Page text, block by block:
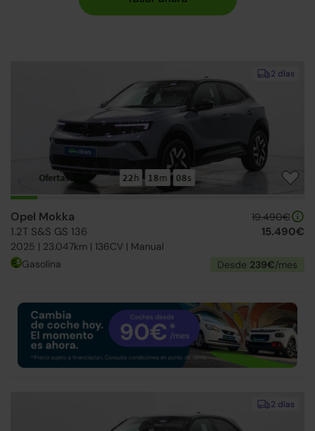
2 días
Ofertas Opel 22h 18m 07s
Opel Mokka
1.2T S&S GS 136
2025 | 23.047km | 136CV | Manual
19.490€
15.490€
Gasolina Desde 239€/mes
2 días